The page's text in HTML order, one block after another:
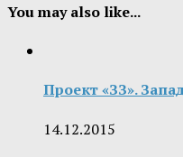
You may also like...
Проект «ЗЗ».
14.12.2015